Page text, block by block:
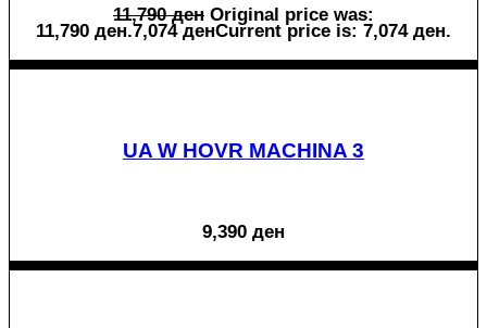
11,790ден Original price was:
11,790 ден.7,074 денCurrent price is: 7,074 ден.
UA W HOVR MACHINA 3
9,390 ден